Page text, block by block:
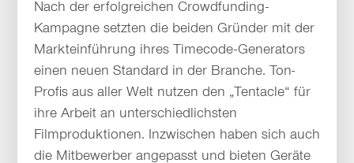
Nach der erfolgreichen Crowdfunding-
Kampagne setzten die beiden Gründer mit der
Markteinführung ihres Timecode-Generators
einen neuen Standard in der Branche. Ton-
Profis aus aller Welt nutzen den „Tentacle“ für
ihre Arbeit an unterschiedlichsten
Filmproduktionen. Inzwischen haben sich auch
die Mitbewerber angepasst und bieten Geräte